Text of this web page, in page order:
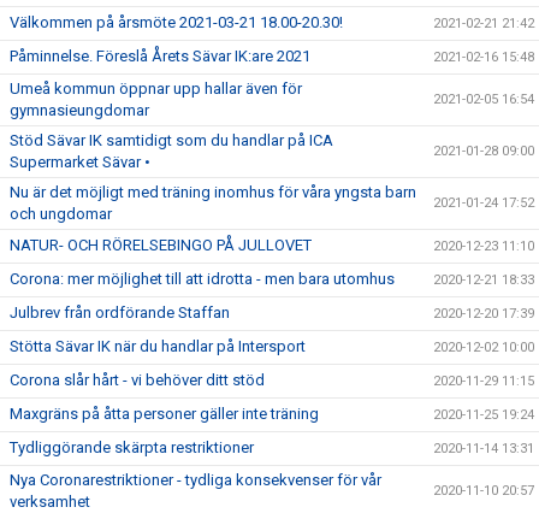
Välkommen på årsmöte 2021-03-21 18.00-20.30! 2021-02-21 21:42
Påminnelse. Föreslå Årets Sävar IK:are 2021 2021-02-16 15:48
Umeå kommun öppnar upp hallar även för
gymnasieungdomar
2021-02-05 16:54
Stöd Sävar IK samtidigt som du handlar på ICA
Supermarket Sävar •
2021-01-28 09:00
Nu är det möjligt med träning inomhus för våra yngsta barn
och ungdomar
2021-01-24 17:52
NATUR- OCH RÖRELSEBINGO PÅ JULLOVET 2020-12-23 11:10
Corona: mer möjlighet till att idrotta - men bara utomhus 2020-12-21 18:33
Julbrev från ordförande Staffan 2020-12-20 17:39
Stötta Sävar IK när du handlar på Intersport 2020-12-02 10:00
Corona slår hårt - vi behöver ditt stöd 2020-11-29 11:15
Maxgräns på åtta personer gäller inte träning 2020-11-25 19:24
Tydliggörande skärpta restriktioner 2020-11-14 13:31
Nya Coronarestriktioner - tydliga konsekvenser för vår
verksamhet
2020-11-10 20:57